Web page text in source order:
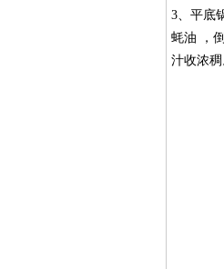
3、平底
蚝油 ，
汁收浓稠